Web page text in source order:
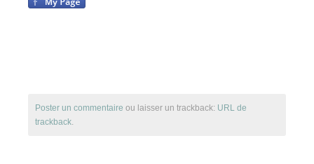
Le Club-L’Instructeur
Poster un commentaire ou laisser un trackback: URL de
trackback.